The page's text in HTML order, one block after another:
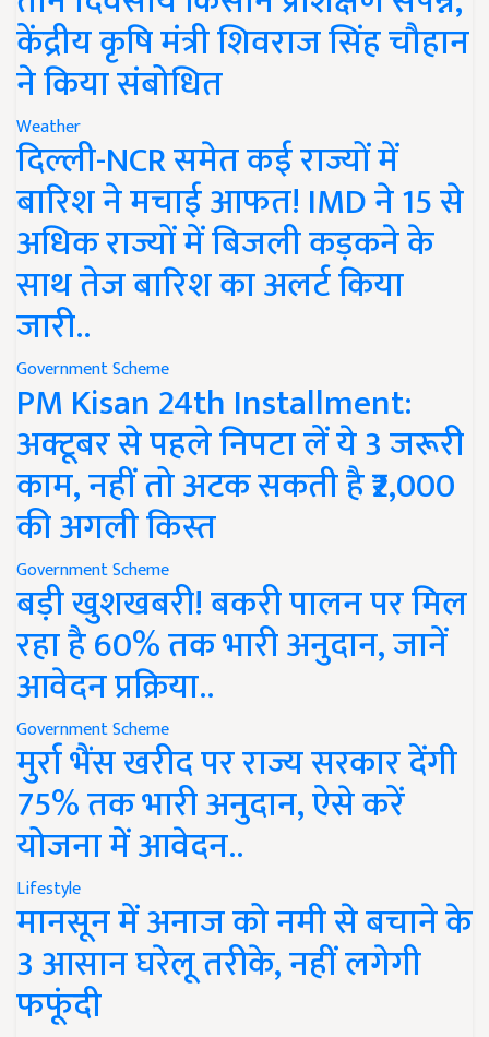
केंद्रीय कृषि मंत्री शिवराज सिंह चौहान
ने किया संबोधित
Weather
दिल्ली-NCR समेत कई राज्यों में
बारिश ने मचाई आफत! IMD ने 15 से
अधिक राज्यों में बिजली कड़कने के
साथ तेज बारिश का अलर्ट किया
जारी..
Government Scheme
PM Kisan 24th Installment:
अक्टूबर से पहले निपटा लें ये 3 जरूरी
काम, नहीं तो अटक सकती है ₹2,000
की अगली किस्त
Government Scheme
बड़ी खुशखबरी! बकरी पालन पर मिल
रहा है 60% तक भारी अनुदान, जानें
आवेदन प्रक्रिया..
Government Scheme
मुर्रा भैंस खरीद पर राज्य सरकार देंगी
75% तक भारी अनुदान, ऐसे करें
योजना में आवेदन..
Lifestyle
मानसून में अनाज को नमी से बचाने के
3 आसान घरेलू तरीके, नहीं लगेगी
फफूंदी